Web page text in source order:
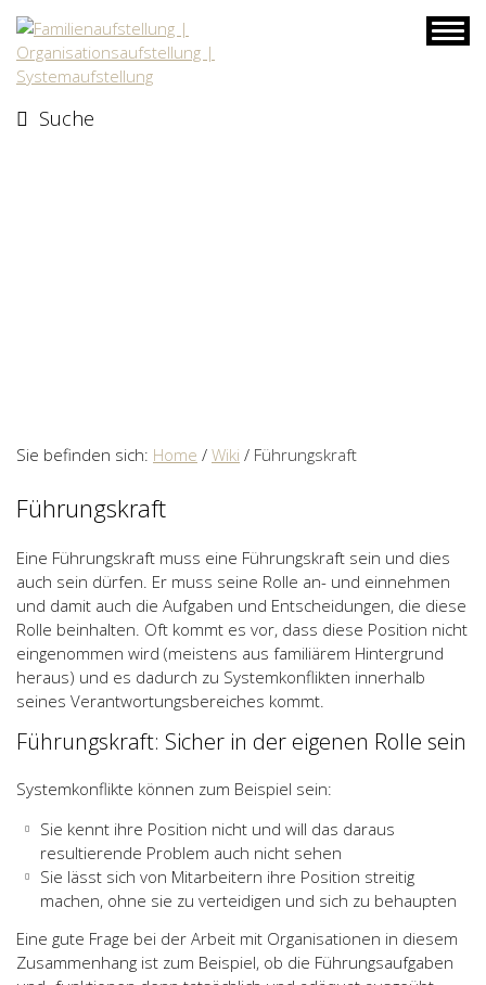
Skip
content
Suche
Sie befinden sich: Home / Wiki / Führungskraft
Führungskraft
Eine Führungskraft muss eine Führungskraft sein und dies
auch sein dürfen. Er muss seine Rolle an- und einnehmen
und damit auch die Aufgaben und Entscheidungen, die diese
Rolle beinhalten. Oft kommt es vor, dass diese Position nicht
eingenommen wird (meistens aus familiärem Hintergrund
heraus) und es dadurch zu Systemkonflikten innerhalb
seines Verantwortungsbereiches kommt.
Führungskraft: Sicher in der eigenen Rolle sein
Systemkonflikte können zum Beispiel sein:
Sie kennt ihre Position nicht und will das daraus
resultierende Problem auch nicht sehen
Sie lässt sich von Mitarbeitern ihre Position streitig
machen, ohne sie zu verteidigen und sich zu behaupten
Eine gute Frage bei der Arbeit mit Organisationen in diesem
Zusammenhang ist zum Beispiel, ob die Führungsaufgaben